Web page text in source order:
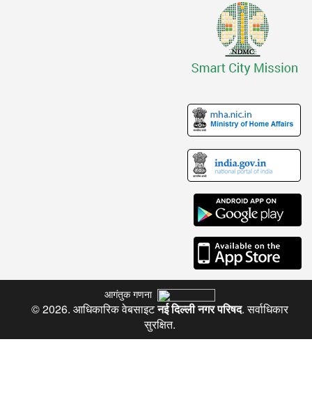
आगंतुक गणना
© 2026. आधिकारिक वेबसाइटनई दिल्ली नगर परिषद. सर्वाधिकार
सुरक्षित.